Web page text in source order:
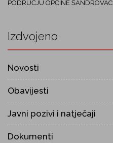
PODRUČJU OPĆINE ŠANDROVAC
Izdvojeno
Novosti
Obavijesti
Javni pozivi i natječaji
Dokumenti